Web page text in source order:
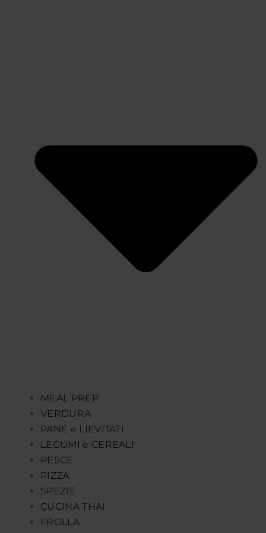
MEAL PREP
VERDURA
PANE e LIEVITATI
LEGUMI e CEREALI
PESCE
PIZZA
SPEZIE
CUCINA THAI
FROLLA